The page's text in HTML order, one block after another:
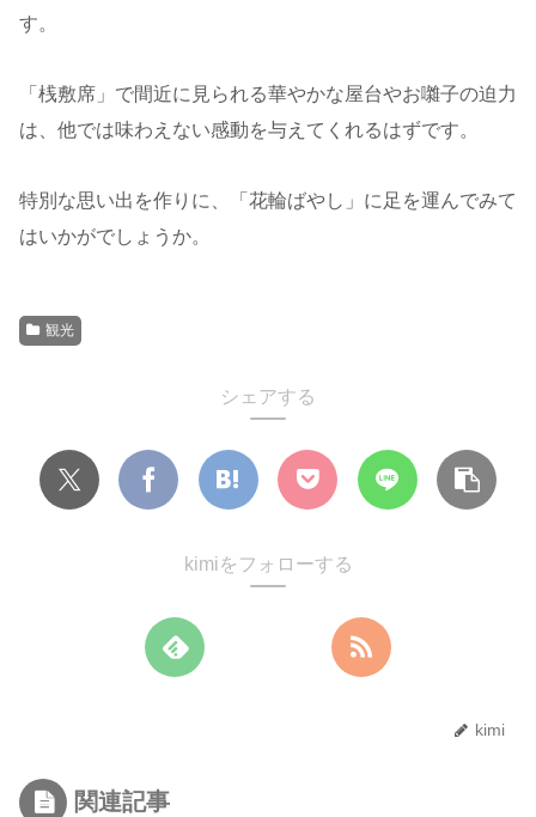
す。
「桟敷席」で間近に見られる華やかな屋台やお囃子の迫力
は、他では味わえない感動を与えてくれるはずです。
特別な思い出を作りに、「花輪ばやし」に足を運んでみて
はいかがでしょうか。
観光
シェアする
kimiをフォローする
kimi
関連記事